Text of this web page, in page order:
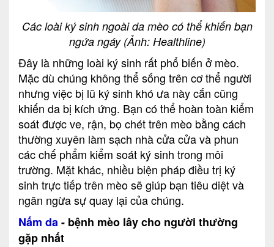
Các loài ký sinh ngoài da mèo có thể khiến bạn
ngứa ngáy (Ảnh: Healthline)
Đây là những loài ký sinh rất phổ biến ở mèo.
Mặc dù chúng không thể sống trên cơ thể người
nhưng việc bị lũ ký sinh khó ưa này cắn cũng
khiến da bị kích ứng. Bạn có thể hoàn toàn kiểm
soát được ve, rận, bọ chét trên mèo bằng cách
thường xuyên làm sạch nhà cửa cửa và phun
các chế phẩm kiểm soát ký sinh trong môi
trường. Mặt khác, nhiều biện pháp điều trị ký
sinh trực tiếp trên mèo sẽ giúp bạn tiêu diệt và
ngăn ngừa sự quay lại của chúng.
Nấm da- bệnh mèo lây cho người thường
gặp nhất